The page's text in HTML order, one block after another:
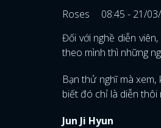
Roses
08:45 - 21/
Đối với nghề diễn
theo mình thì những
Bạn thử nghĩ mà
biết đó chỉ là diễn thôi
Jun Ji Hyun